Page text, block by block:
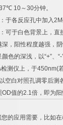
℃ 10～30分钟。
于各反应孔中加入2M
可于白色背景上，直
深，阳性程度越强，
色的深浅，以“+”、 “-
检测仪上，于450nm(
空白对照孔调零后测
OD值的2.1倍，即为阳
的应用需要，比如